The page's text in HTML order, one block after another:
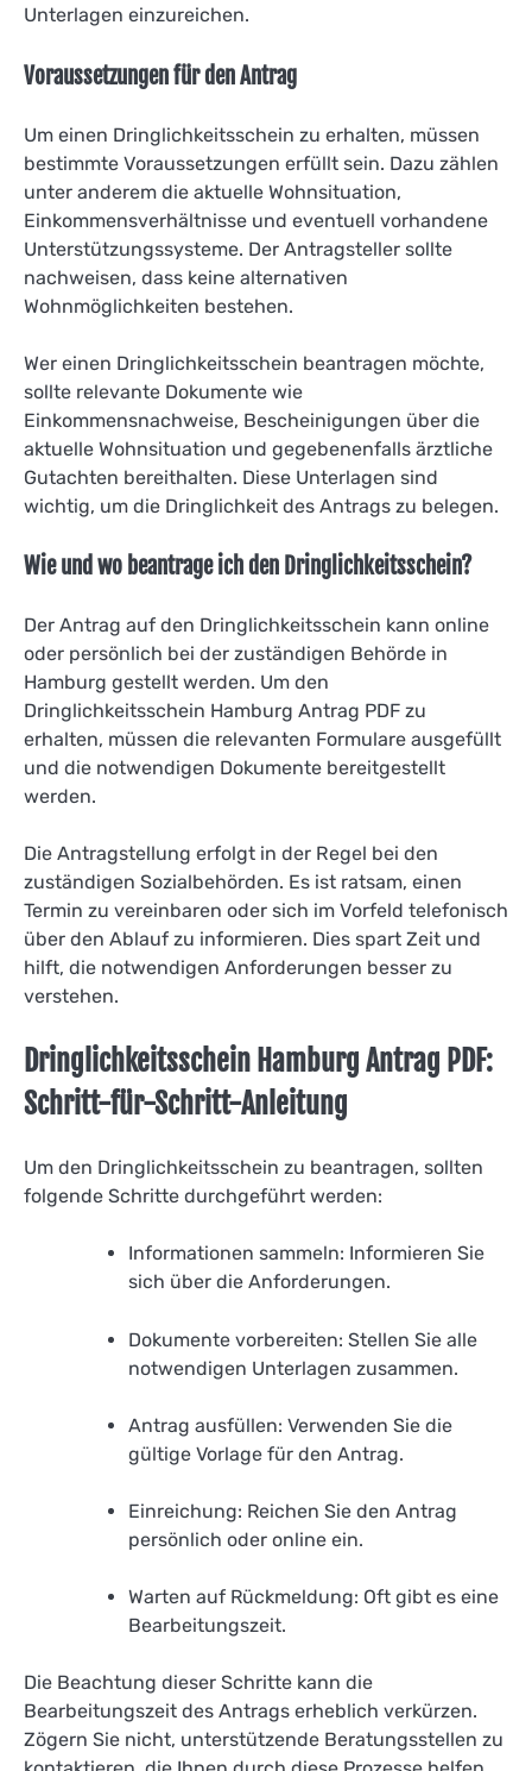
Unterlagen einzureichen.
Voraussetzungen für den Antrag
Um einen Dringlichkeitsschein zu erhalten, müssen
bestimmte Voraussetzungen erfüllt sein. Dazu zählen
unter anderem die aktuelle Wohnsituation,
Einkommensverhältnisse und eventuell vorhandene
Unterstützungssysteme. Der Antragsteller sollte
nachweisen, dass keine alternativen
Wohnmöglichkeiten bestehen.
Wer einen Dringlichkeitsschein beantragen möchte,
sollte relevante Dokumente wie
Einkommensnachweise, Bescheinigungen über die
aktuelle Wohnsituation und gegebenenfalls ärztliche
Gutachten bereithalten. Diese Unterlagen sind
wichtig, um die Dringlichkeit des Antrags zu belegen.
Wie und wo beantrage ich den Dringlichkeitsschein?
Der Antrag auf den Dringlichkeitsschein kann online
oder persönlich bei der zuständigen Behörde in
Hamburg gestellt werden. Um den
Dringlichkeitsschein Hamburg Antrag PDF zu
erhalten, müssen die relevanten Formulare ausgefüllt
und die notwendigen Dokumente bereitgestellt
werden.
Die Antragstellung erfolgt in der Regel bei den
zuständigen Sozialbehörden. Es ist ratsam, einen
Termin zu vereinbaren oder sich im Vorfeld telefonisch
über den Ablauf zu informieren. Dies spart Zeit und
hilft, die notwendigen Anforderungen besser zu
verstehen.
Dringlichkeitsschein Hamburg Antrag PDF:
Schritt-für-Schritt-Anleitung
Um den Dringlichkeitsschein zu beantragen, sollten
folgende Schritte durchgeführt werden:
Informationen sammeln: Informieren Sie
sich über die Anforderungen.
Dokumente vorbereiten: Stellen Sie alle
notwendigen Unterlagen zusammen.
Antrag ausfüllen: Verwenden Sie die
gültige Vorlage für den Antrag.
Einreichung: Reichen Sie den Antrag
persönlich oder online ein.
Warten auf Rückmeldung: Oft gibt es eine
Bearbeitungszeit.
Die Beachtung dieser Schritte kann die
Bearbeitungszeit des Antrags erheblich verkürzen.
Zögern Sie nicht, unterstützende Beratungsstellen zu